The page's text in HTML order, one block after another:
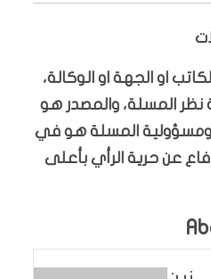
او الجهة او الوكالة،
نظر المسلة، والمصدر هو
المسلة هو في
عن حرية الرأي بأعلى